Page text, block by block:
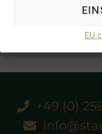
EU
+49 (0)